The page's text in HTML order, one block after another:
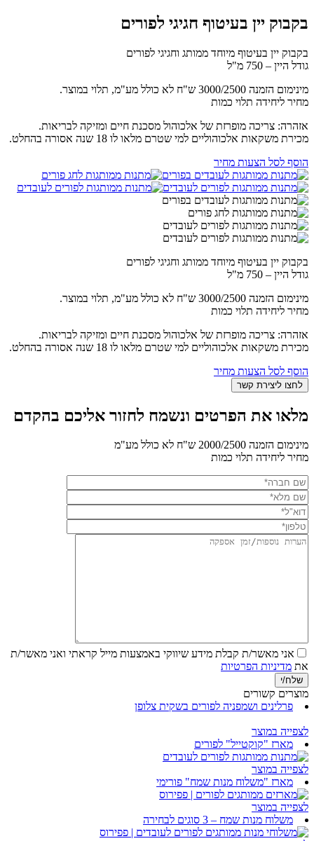
בקבוק יין בעיטוף חגיגי לפורים
בקבוק יין בעיטוף מיוחד ממותג וחגיגי לפורים
גודל היין – 750 מ"ל
מינימום הזמנה 3000/2500 ש"ח לא כולל מע"מ, תלוי במוצר.
מחיר ליחידה תלוי כמות
אזהרה: צריכה מופרזת של אלכוהול מסכנת חיים ומזיקה לבריאות.
מכירת משקאות אלכוהוליים למי שטרם מלאו לו 18 שנה אסורה בהחלט.
הוסף לסל הצעות מחיר
בקבוק יין בעיטוף מיוחד ממותג וחגיגי לפורים
גודל היין – 750 מ"ל
מינימום הזמנה 3000/2500 ש"ח לא כולל מע"מ, תלוי במוצר.
מחיר ליחידה תלוי כמות
אזהרה: צריכה מופרזת של אלכוהול מסכנת חיים ומזיקה לבריאות.
מכירת משקאות אלכוהוליים למי שטרם מלאו לו 18 שנה אסורה בהחלט.
הוסף לסל הצעות מחיר
מלאו את הפרטים ונשמח לחזור אליכם בהקדם
מינימום הזמנה 2000/2500 ש"ח לא כולל מע"מ
מחיר ליחידה תלוי כמות
אני מאשר/ת קבלת מידע שיווקי באמצעות מייל קראתי ואני מאשר/ת
את מדיניות הפרטיות
מוצרים קשורים
פרלינים ושמפניה לפורים בשקית צלופן
לצפייה במוצר
מארז "קוקטייל" לפורים
לצפייה במוצר
מארז "משלוח מנות שמח" פורימי
לצפייה במוצר
משלוח מנות שמח – 3 סוגים לבחירה